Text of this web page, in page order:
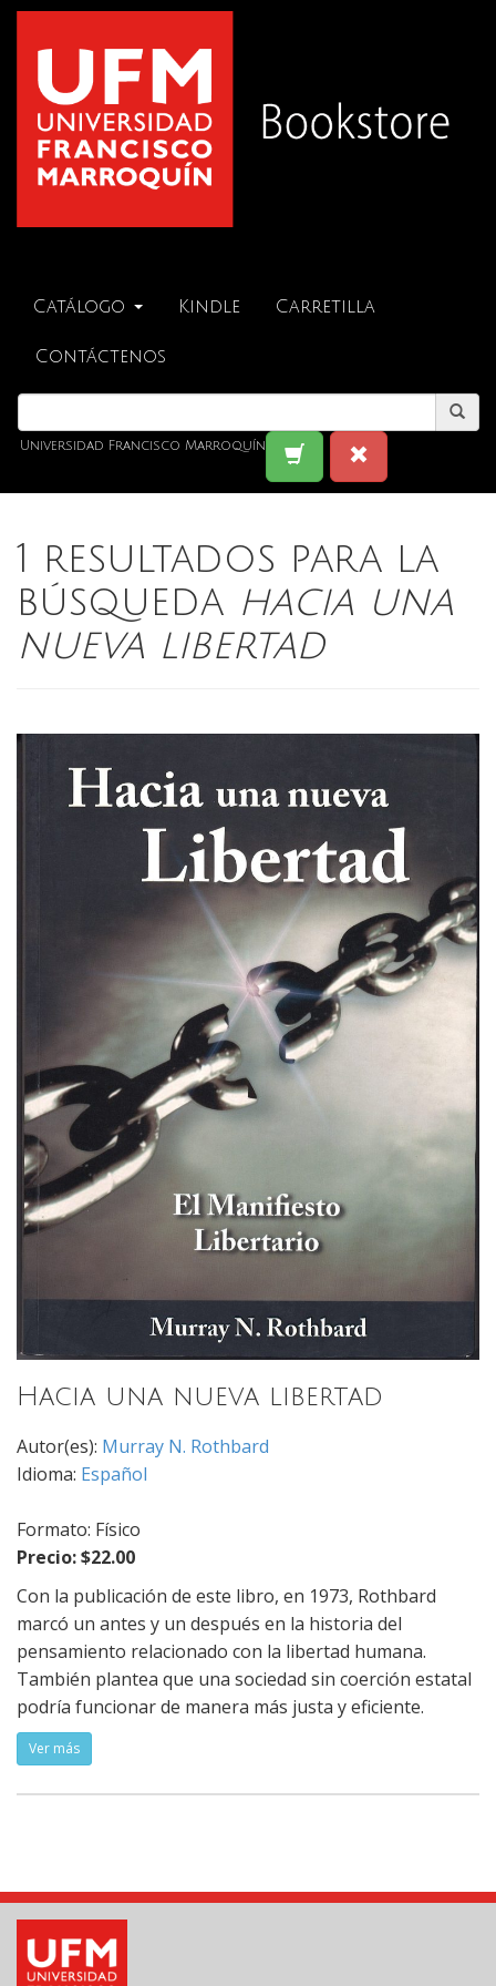
Catálogo Kindle Carretilla
Contáctenos
Universidad Francisco Marroquín
1 resultados para la
búsqueda hacia una
nueva libertad
Hacia una nueva libertad
Autor(es): Murray N. Rothbard
Idioma: Español
Formato: Físico
Precio: $22.00
Con la publicación de este libro, en 1973, Rothbard
marcó un antes y un después en la historia del
pensamiento relacionado con la libertad humana.
También plantea que una sociedad sin coerción estatal
podría funcionar de manera más justa y eficiente.
Ver más